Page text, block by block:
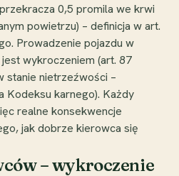
0,5 promila we krwi
powietrzu) – definicja w art.
Prowadzenie pojazdu w
wykroczeniem (art. 87
stanie nietrzeźwości –
Kodeksu karnego). Każdy
realne konsekwencje
jak dobrze kierowca się
– wykroczenie